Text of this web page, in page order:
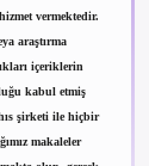
vermektedir.
araştırma
içeriklerin
kabul etmiş
şirketi ile hiçbir
makaleler